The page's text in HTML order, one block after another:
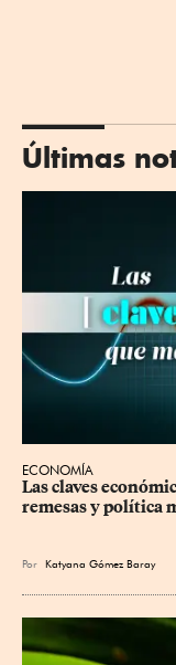
Últimas
ECONOMÍA
Las claves
remesas y política
Por Katyana Gómez Baray